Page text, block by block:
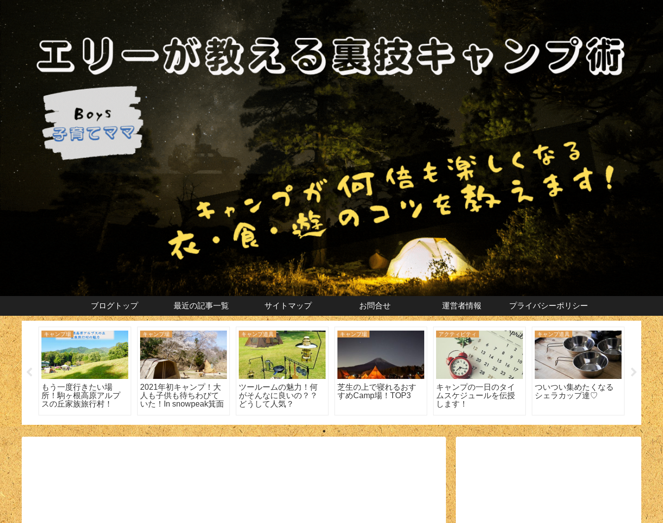
ブログトップ 最近の記事一覧 サイトマップ お問合せ 運営者情報 プライバシーポリシー
楽し
焼き
大満
キャンプ場
もう一度行きたい場
所！駒ヶ根高原アルプ
スの丘家族旅行村！
キャンプ場
2021年初キャンプ！大
人も子供も待ちわびて
いた！In snowpeak箕面
キャンプ道具
ツールームの魅力！何
がそんなに良いの？？
どうして人気？
キャンプ場
芝生の上で寝れるおす
すめCamp場！TOP3
アクティビティ
キャンプの一日のタイ
ムスケジュールを伝授
します！
キャンプ道具
ついつい集めたくなる
シェラカップ達♡
キャンプ場
関西の
あるを
す！